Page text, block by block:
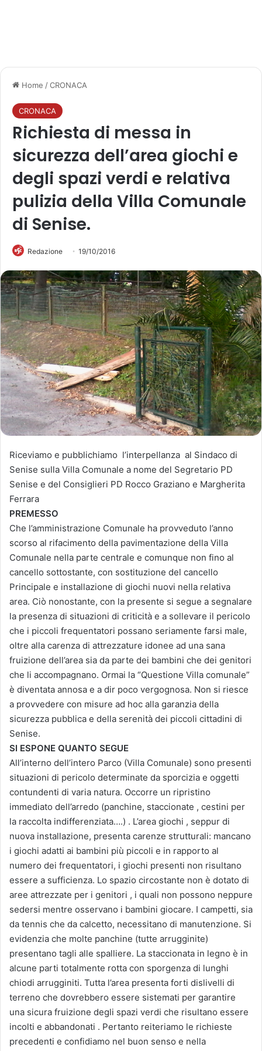
Home /CRONACA
CRONACA
Richiesta di messa in
sicurezza dell’area giochi e
degli spazi verdi e relativa
pulizia della Villa Comunale
di Senise.
Redazione 19/10/2016
Riceviamo e pubblichiamo l’interpellanza al Sindaco di
Senise sulla Villa Comunale a nome del Segretario PD
Senise e del Consiglieri PD Rocco Graziano e Margherita
Ferrara
PREMESSO
Che l’amministrazione Comunale ha provveduto l’anno
scorso al rifacimento della pavimentazione della Villa
Comunale nella parte centrale e comunque non fino al
cancello sottostante, con sostituzione del cancello
Principale e installazione di giochi nuovi nella relativa
area. Ciò nonostante, con la presente si segue a segnalare
la presenza di situazioni di criticità e a sollevare il pericolo
che i piccoli frequentatori possano seriamente farsi male,
oltre alla carenza di attrezzature idonee ad una sana
fruizione dell’area sia da parte dei bambini che dei genitori
che li accompagnano. Ormai la “Questione Villa comunale”
è diventata annosa e a dir poco vergognosa. Non si riesce
a provvedere con misure ad hoc alla garanzia della
sicurezza pubblica e della serenità dei piccoli cittadini di
Senise.
SI ESPONE QUANTO SEGUE
All’interno dell’intero Parco (Villa Comunale) sono presenti
situazioni di pericolo determinate da sporcizia e oggetti
contundenti di varia natura. Occorre un ripristino
immediato dell’arredo (panchine, staccionate , cestini per
la raccolta indifferenziata….) . L’area giochi , seppur di
nuova installazione, presenta carenze strutturali: mancano
i giochi adatti ai bambini più piccoli e in rapporto al
numero dei frequentatori, i giochi presenti non risultano
essere a sufficienza. Lo spazio circostante non è dotato di
aree attrezzate per i genitori , i quali non possono neppure
sedersi mentre osservano i bambini giocare. I campetti, sia
da tennis che da calcetto, necessitano di manutenzione. Si
evidenzia che molte panchine (tutte arrugginite)
presentano tagli alle spalliere. La staccionata in legno è in
alcune parti totalmente rotta con sporgenza di lunghi
chiodi arrugginiti. Tutta l’area presenta forti dislivelli di
terreno che dovrebbero essere sistemati per garantire
una sicura fruizione degli spazi verdi che risultano essere
incolti e abbandonati . Pertanto reiteriamo le richieste
precedenti e confidiamo nel buon senso e nella